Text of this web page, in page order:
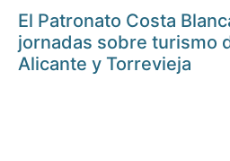
El Patronato Costa
jornadas sobre turismo
Alicante y Torrevieja